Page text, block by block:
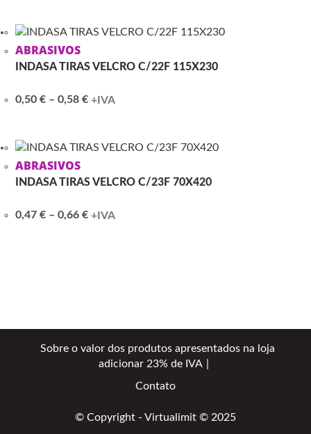
through
ABRASIVOS
INDASA TIRAS VELCRO C/22F 115X230
0,50€ – 0,58€Price
through
+IVA
ABRASIVOS
INDASA TIRAS VELCRO C/23F 70X420
0,47€ – 0,66€Price
+IVA
Sobre o valor dos produtos apresentados na loja
adicionar 23% de IVA
Contato
© Copyright - Virtualimit © 2025